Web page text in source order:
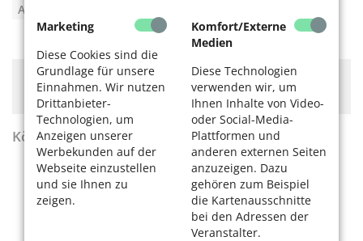
Marketing
Diese Cookies sind die
Grundlage für unsere
Einnahmen. Wir nutzen
Drittanbieter-
Technologien, um
Anzeigen unserer
Werbekunden auf der
Webseite einzustellen
und sie Ihnen zu
zeigen.
Komfort/Externe
Medien
Diese Technologien
verwenden wir, um
Ihnen Inhalte von Video-
oder Social-Media-
Plattformen und
anderen externen Seiten
anzuzeigen. Dazu
gehören zum Beispiel
die Kartenausschnitte
bei den Adressen der
Veranstalter.
Apps und Webseiten
Hier könnte Werbung stehen, mit der wir uns
finanzieren. Bitte akzeptieren Sie dieCookie-Meldung
KölnerLeben Sommer 2026